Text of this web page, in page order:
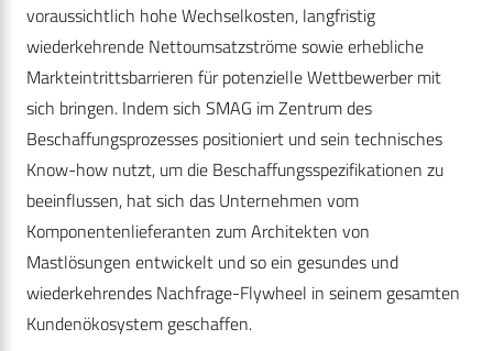
voraussichtlich hohe Wechselkosten, langfristig
wiederkehrende Nettoumsatzströme sowie erhebliche
Markteintrittsbarrieren für potenzielle Wettbewerber mit
sich bringen. Indem sich SMAG im Zentrum des
Beschaffungsprozesses positioniert und sein technisches
Know-how nutzt, um die Beschaffungsspezifikationen zu
beeinflussen, hat sich das Unternehmen vom
Komponentenlieferanten zum Architekten von
Mastlösungen entwickelt und so ein gesundes und
wiederkehrendes Nachfrage-Flywheel in seinem gesamten
Kundenökosystem geschaffen.